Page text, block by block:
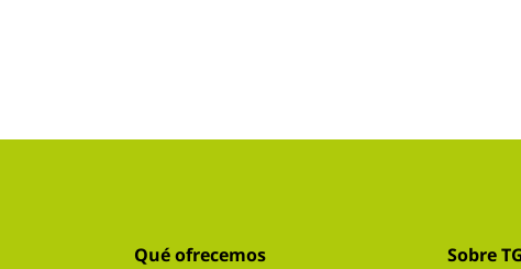
Qué ofrecemos Sobre